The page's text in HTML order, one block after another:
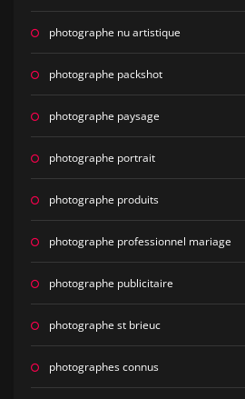
photographe nu artistique
photographe packshot
photographe paysage
photographe portrait
photographe produits
photographe professionnel mariage
photographe publicitaire
photographe st brieuc
photographes connus